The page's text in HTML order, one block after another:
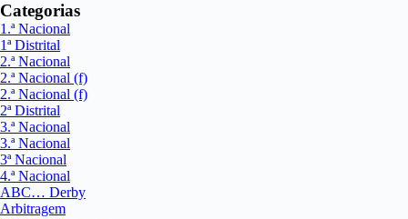
Categorias
1.ª Nacional
1ª Distrital
2.ª Nacional
2.ª Nacional (f)
2.ª Nacional (f)
2ª Distrital
3.ª Nacional
3.ª Nacional
3ª Nacional
4.ª Nacional
ABC… Derby
Arbitragem